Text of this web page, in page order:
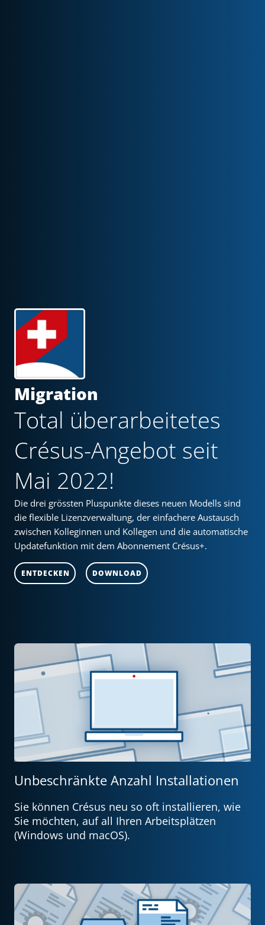
Migration
Total überarbeitetes
Crésus-Angebot seit
Mai 2022!
Die drei grössten Pluspunkte dieses neuen Modells sind
die flexible Lizenzverwaltung, der einfachere Austausch
zwischen Kolleginnen und Kollegen und die automatische
Updatefunktion mit dem Abonnement Crésus+.
ENTDECKEN DOWNLOAD
Unbeschränkte Anzahl Installationen
Sie können Crésus neu so oft installieren, wie
Sie möchten, auf all Ihren Arbeitsplätzen
(Windows und macOS).